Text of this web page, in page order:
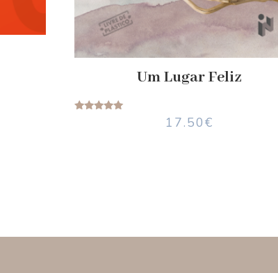
Um Lugar Feliz
17.50€